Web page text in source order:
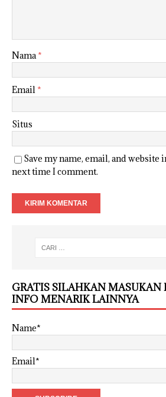
Nama*
Email *
Situs
Save my name, email, and
next time I comment.
GRATIS SILAHKAN
INFO MENARIK LAINNYA
Name*
Email*